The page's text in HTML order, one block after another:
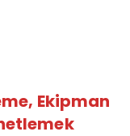
Ekipman